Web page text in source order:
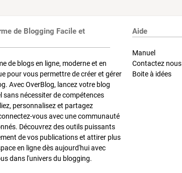
de Blogging Facile et
de blogs en ligne, moderne et en
pour vous permettre de créer et gérer
Avec OverBlog, lancez votre blog
sans nécessiter de compétences
personnalisez et partagez
vous avec une communauté
Découvrez des outils puissants
de vos publications et attirer plus
en ligne dès aujourd'hui avec
dans l'univers du blogging.
Aide
Manuel
Contactez nous
Boite à idées